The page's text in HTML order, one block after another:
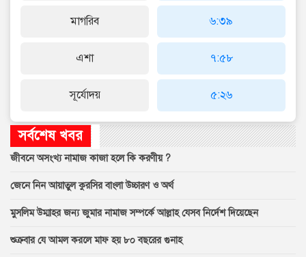
মাগরিব
এশা
সূর্যোদয়
৬:৩৯
৭:৫৮
৫:২৬
সর্বশেষ খবর
জীবনে অসংখ্য নামাজ কাজা হলে কি করণীয় ?
জেনে নিন আয়াতুল কুরসির বাংলা উচ্চারণ ও অর্থ
মুসলিম উম্মাহর জন্য জুমার নামাজ সম্পর্কে আল্লাহ যেসব নির্দেশ দিয়েছেন
শুক্রবার যে আমল করলে মাফ হয় ৮০ বছরের গুনাহ